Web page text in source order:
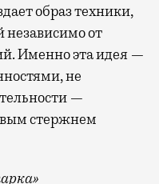
образ техники,
независимо от
Именно эта идея —
не
—
стержнем